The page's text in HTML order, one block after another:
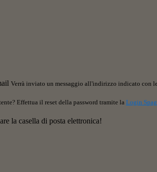
Verrà inviato un messaggio all'indirizzo indicato con
Effettua il reset della password tramite la Login
la casella di posta elettronica!